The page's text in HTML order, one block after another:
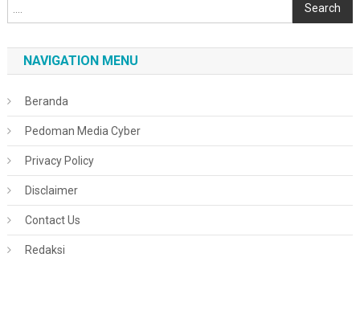
Search
NAVIGATION MENU
Beranda
Pedoman Media Cyber
Privacy Policy
Disclaimer
Contact Us
Redaksi